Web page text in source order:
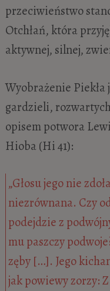
przeciwieństwo
Otchłań, która
aktywnej, silnej,
Wyobrażenie
gardzieli,
opisem potwora
Hioba (Hi 41):
„Głosu jego nie
niezrównana. Czy
podejdzie z
mu paszczy
zęby […]. Jego
jak powiewy zorzy: